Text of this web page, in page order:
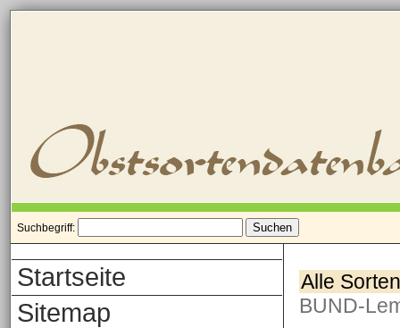
Suchbegriff:
Startseite
Sitemap
Alle
BUND-